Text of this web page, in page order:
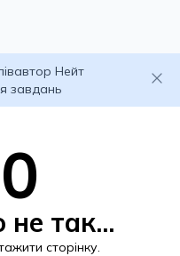
Нейт
завдань
так...
сторінку.